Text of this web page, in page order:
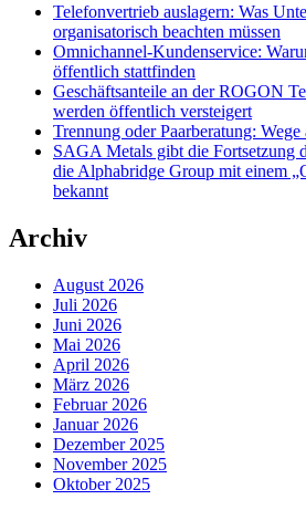
Telefonvertrieb auslagern: Was
organisatorisch beachten müssen
Omnichannel-Kundenservice:
öffentlich stattfinden
Geschäftsanteile an der ROGON
werden öffentlich versteigert
Trennung oder Paarberatung:
SAGA Metals gibt die Fortsetzung
die Alphabridge Group mit einem
bekannt
Archiv
August 2026
Juli 2026
Juni 2026
Mai 2026
April 2026
März 2026
Februar 2026
Januar 2026
Dezember 2025
November 2025
Oktober 2025